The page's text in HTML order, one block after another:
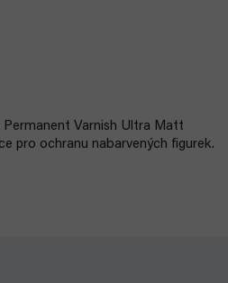
Varnish Ultra Matt
pro ochranu nabarvených figurek.